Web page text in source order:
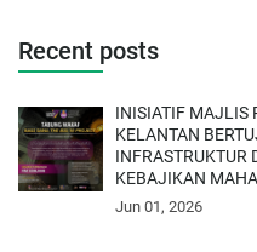
Recent posts
INISIATIF MAJLIS
KELANTAN
INFRASTRUKTUR
KEBAJIKAN
Jun 01, 2026